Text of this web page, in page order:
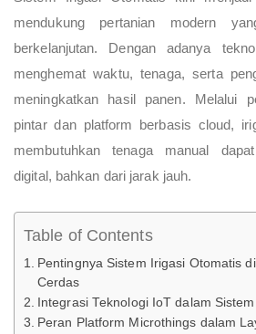
mendukung pertanian modern
berkelanjutan. Dengan adanya
menghemat waktu, tenaga, serta
meningkatkan hasil panen. Melalui
pintar dan platform berbasis cloud,
membutuhkan tenaga manual
digital, bahkan dari jarak jauh.
Table of Contents
Pentingnya Sistem Irigasi Otomatis
Cerdas
Integrasi Teknologi IoT dalam
Peran Platform Microthings dalam